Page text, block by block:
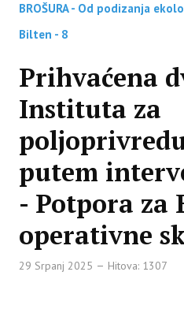
BROŠURA - Od podizanja
Bilten - 8
Prihvaćena
Instituta za
putem
- Potpora za
operativne
29 Srpanj 2025 Hitova: 1307